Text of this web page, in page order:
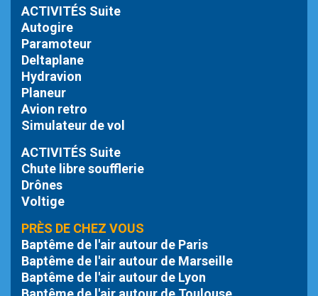
ACTIVITÉS Suite
Autogire
Paramoteur
Deltaplane
Hydravion
Planeur
Avion retro
Simulateur de vol
ACTIVITÉS Suite
Chute libresoufflerie
Drônes
Voltige
PRÈS DE CHEZ VOUS
Baptême de l'air autour de Paris
Baptême de l'air autour de Marseille
Baptême de l'air autour de Lyon